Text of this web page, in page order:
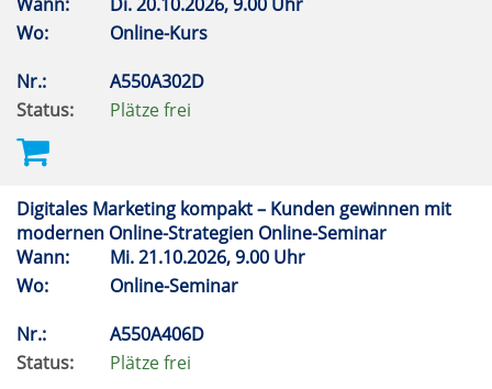
Wo:
Online-Kurs
Nr.:
A550A302D
Status:
Plätze frei
Digitales Marketing kompakt – Kunden gewinnen mit
modernen Online-Strategien Online-Seminar
Wann:
Mi.21.10.2026, 9.00 Uhr
Wo:
Online-Seminar
Nr.:
A550A406D
Status:
Plätze frei